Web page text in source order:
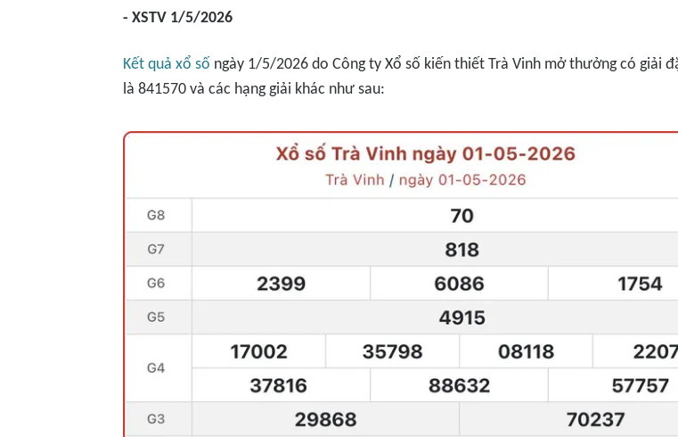
- XSTV 1/5/2026
Kết quả xổ số ngày 1/5/2026 do Công ty Xổ số kiến thiết Trà Vinh mở thưởng có giải
là 841570 và các hạng giải khác như sau: